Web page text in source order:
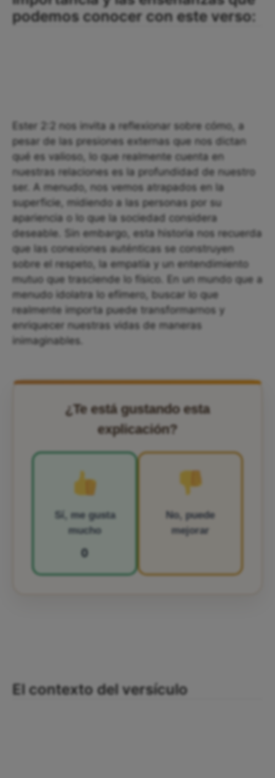
podemos conocer con este verso:
Ester 2:2 nos invita a reflexionar sobre cómo, a
pesar de las presiones externas que nos dictan
qué es valioso, lo que realmente cuenta en
nuestras relaciones es la profundidad de nuestro
ser. A menudo, nos vemos atrapados en la
superficie, midiendo a las personas por su
apariencia o lo que la sociedad considera
deseable. Sin embargo, esta historia nos recuerda
que las conexiones auténticas se construyen
sobre el respeto, la empatía y un entendimiento
mutuo que trasciende lo físico. En un mundo que a
menudo idolatra lo efímero, buscar lo que
realmente importa puede transformarnos y
enriquecer nuestras vidas de maneras
inimaginables.
¿Te está gustando esta
explicación?
Sí, me gusta
mucho
0
No, puede
mejorar
El contexto del versículo